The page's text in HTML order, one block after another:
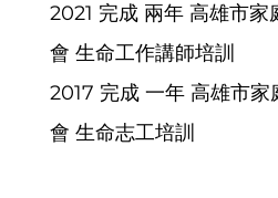
2021 完成 兩年 高雄市家
會 生命工作講師培訓
2017 完成 一年 高雄市家
會 生命志工培訓